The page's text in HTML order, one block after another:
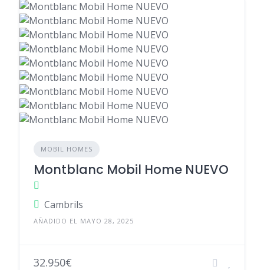
MOBIL HOMES
Montblanc Mobil Home NUEVO
Cambrils
AÑADIDO EL MAYO 28, 2025
32.950€